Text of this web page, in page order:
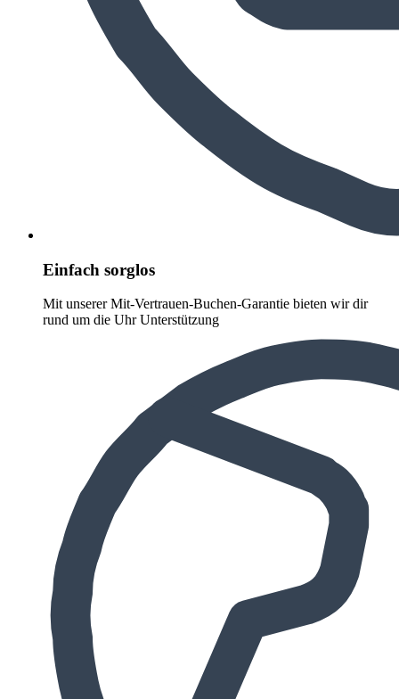
Einfach sorglos
Mit unserer Mit-Vertrauen-Buchen-Garantie bieten wir dir
rund um die Uhr Unterstützung